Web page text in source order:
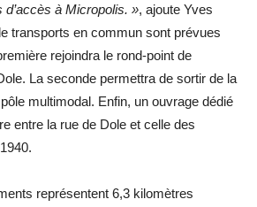
à Micropolis. », ajoute Yves
transports en commun sont prévues
rejoindra le rond-point de
La seconde permettra de sortir de la
multimodal. Enfin, un ouvrage dédié
entre la rue de Dole et celle des
représentent 6,3 kilomètres